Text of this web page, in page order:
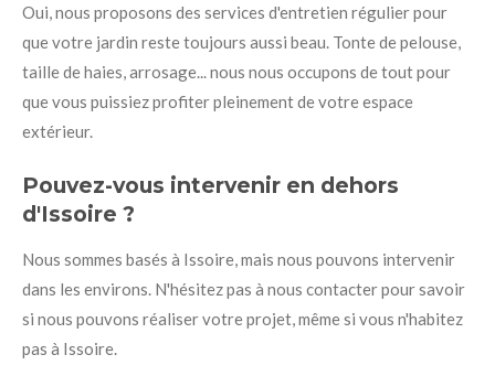
Oui, nous proposons des services d'entretien régulier pour
que votre jardin reste toujours aussi beau. Tonte de pelouse,
taille de haies, arrosage... nous nous occupons de tout pour
que vous puissiez profiter pleinement de votre espace
extérieur.
Pouvez-vous intervenir en dehors
d'Issoire ?
Nous sommes basés à Issoire, mais nous pouvons intervenir
dans les environs. N'hésitez pas à nous contacter pour savoir
si nous pouvons réaliser votre projet, même si vous n'habitez
pas à Issoire.